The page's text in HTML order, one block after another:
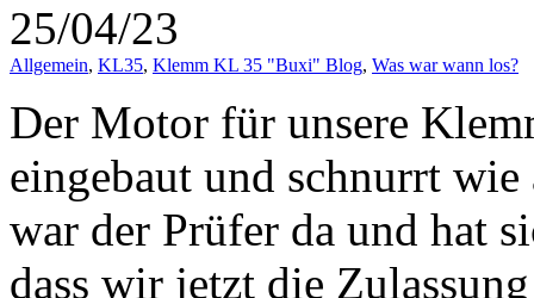
25/04/23
Allgemein, KL35, Klemm KL 35 "Buxi" Blog, Was war wann los?
Der Motor für unsere
eingebaut und schnurrt
war der Prüfer da und hat
dass wir jetzt die